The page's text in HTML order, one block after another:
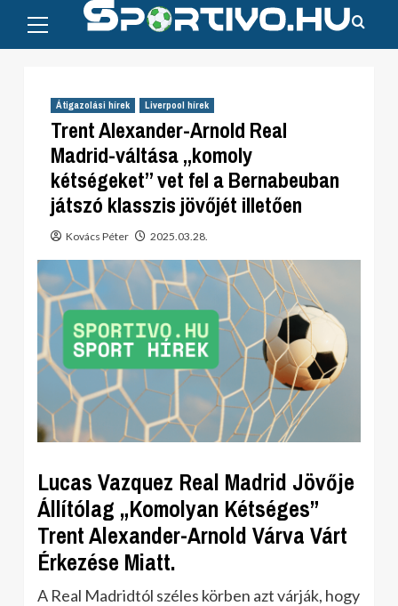
content
Menu
Átigazolási hírek Liverpool hírek
Trent Alexander-Arnold Real
Madrid-váltása „komoly
kétségeket” vet fel a Bernabeuban
játszó klasszis jövőjét illetően
Kovács Péter 2025.03.28.
Lucas Vazquez Real Madrid Jövője
Állítólag „Komolyan Kétséges”
Trent Alexander-Arnold Várva Várt
Érkezése Miatt.
A Real Madridtól széles körben azt várják, hogy